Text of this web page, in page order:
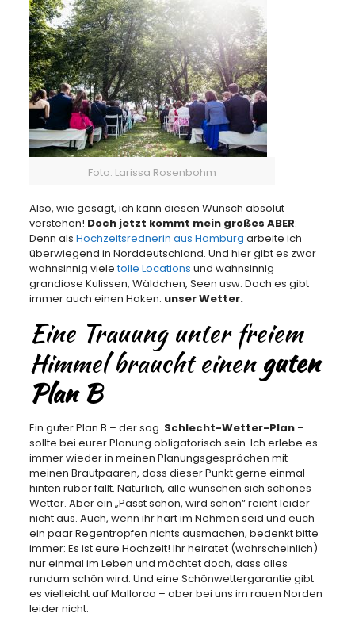
Foto: Larissa Rosenbohm
Also, wie gesagt, ich kann diesen Wunsch absolut
verstehen! Doch jetzt kommt mein großes ABER:
Denn als Hochzeitsrednerin aus Hamburg arbeite ich
überwiegend in Norddeutschland. Und hier gibt es zwar
wahnsinnig vieletolle Locations und wahnsinnig
grandiose Kulissen, Wäldchen, Seen usw. Doch es gibt
immer auch einen Haken: unser Wetter.
Eine Trauung unter freiem
Himmel braucht einenguten
Plan B
Ein guter Plan B – der sog. Schlecht-Wetter-Plan–
sollte bei eurer Planung obligatorisch sein. Ich erlebe es
immer wieder in meinen Planungsgesprächen mit
meinen Brautpaaren, dass dieser Punkt gerne einmal
hinten rüber fällt. Natürlich, alle wünschen sich schönes
Wetter. Aber ein „Passt schon, wird schon“ reicht leider
nicht aus. Auch, wenn ihr hart im Nehmen seid und euch
ein paar Regentropfen nichts ausmachen, bedenkt bitte
immer: Es ist eure Hochzeit! Ihr heiratet (wahrscheinlich)
nur einmal im Leben und möchtet doch, dass alles
rundum schön wird. Und eine Schönwettergarantie gibt
es vielleicht auf Mallorca – aber bei uns im rauen Norden
leider nicht.